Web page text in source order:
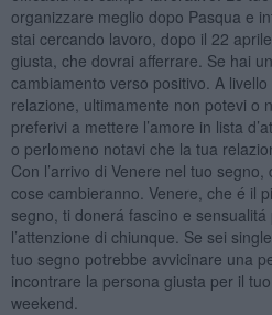
organizzare meglio dopo Pasqua e
stai cercando lavoro, dopo il 22
giusta, che dovrai afferrare. Se hai
cambiamento verso positivo. A
relazione, ultimamente non potevi o
preferivi a mettere l’amore in lista
o perlomeno notavi che la tua
Con l’arrivo di Venere nel tuo
cose cambieranno. Venere, che é il
segno, ti donerá fascino e
l’attenzione di chiunque. Se sei
tuo segno potrebbe avvicinare una
incontrare la persona giusta per il
weekend.